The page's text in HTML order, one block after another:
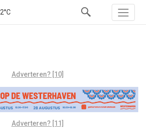
Adverteren? [10]
Adverteren? [11]